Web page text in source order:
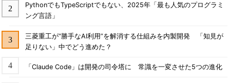
PythonでもTypeScriptでもない、2025年「最も人気のプログラミ
ング言語」
三菱重工が“勝手なAI利用”を解消する仕組みを内製開発 「知見が
足りない」中でどう進めた？
「Claude Code」は開発の司令塔に 常識を一変させた5つの進化